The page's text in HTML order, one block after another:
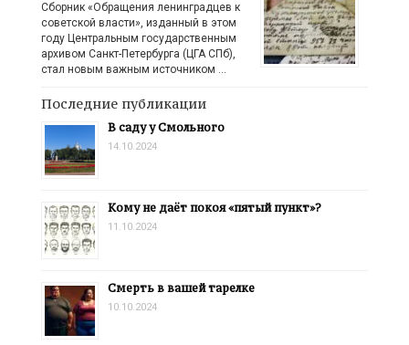
Сборник «Обращения ленинградцев к
советской власти», изданный в этом
году Центральным государственным
архивом Санкт-Петербурга (ЦГА СПб),
стал новым важным источником …
Последние публикации
В саду у Смольного
14.10.2024
Кому не даёт покоя «пятый пункт»?
11.10.2024
Смерть в вашей тарелке
10.10.2024